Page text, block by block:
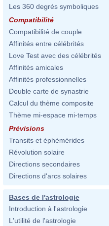
Les 360 degrés symboliques
Compatibilité
Compatibilité de couple
Affinités entre célébrités
Love Test avec des célébrités
Affinités amicales
Affinités professionnelles
Double carte de synastrie
Calcul du thème composite
Thème mi-espace mi-temps
Prévisions
Transits et éphémérides
Révolution solaire
Directions secondaires
Directions d'arcs solaires
Bases de l'astrologie
Introduction à l'astrologie
L'utilité de l'astrologie